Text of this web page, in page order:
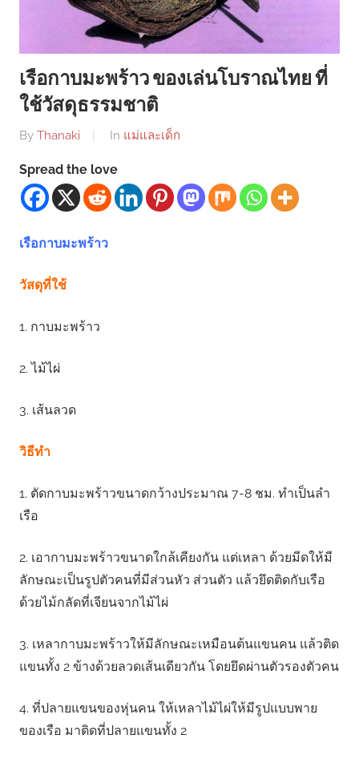
เรือกาบมะพร้าว ของเล่นโบราณไทย ที่
ใช้วัสดุธรรมชาติ
By Thanaki In แม่และเด็ก
Spread the love
เรือกาบมะพร้าว
วัสดุที่ใช้
1. กาบมะพร้าว
2. ไม้ไผ่
3. เส้นลวด
วิธีทํา
1. ตัดกาบมะพร้าวขนาดกว้างประมาณ 7-8 ชม. ทําเป็นลํา
เรือ
2. เอากาบมะพร้าวขนาดใกล้เคียงกัน แต่เหลา ด้วยมีดให้มี
ลักษณะเป็นรูปตัวคนที่มีส่วนหัว ส่วนตัว แล้วยึดติดกับเรือ
ด้วยไม้กลัดที่เจียนจากไม้ไผ่
3. เหลากาบมะพร้าวให้มีลักษณะเหมือนต้นแขนคน แล้วติด
แขนทั้ง 2 ข้างด้วยลวดเส้นเดียวกัน โดยยึดผ่านตัวรองตัวคน
4. ที่ปลายแขนของหุ่นคน ให้เหลาไม้ไผ่ให้มีรูปแบบพาย
ของเรือ มาติดที่ปลายแขนทั้ง 2